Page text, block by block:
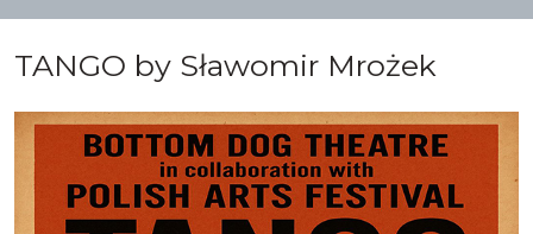
TANGO by Sławomir Mrożek